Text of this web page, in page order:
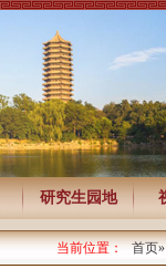
研究生园地
当前位置： 首页